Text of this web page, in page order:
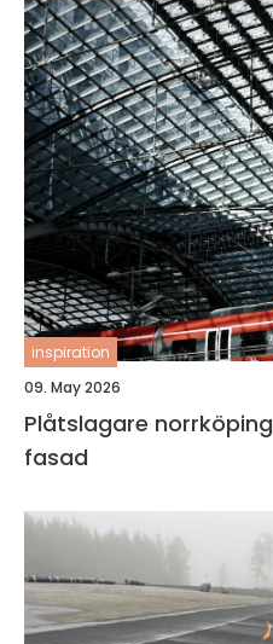
inspiration
09. May 2026
Plåtslagare norrköping trygg plåt på tak och
fasad